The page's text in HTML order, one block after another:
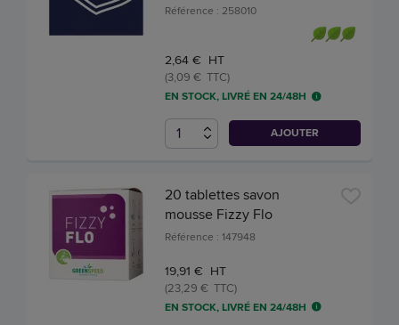
Référence : 258010
2,64 € HT
(3,09 € TTC)
EN STOCK, LIVRÉ EN 24/48H
AJOUTER
20 tablettes savon
mousse Fizzy Flo
Référence : 147948
19,91 € HT
(23,29 € TTC)
EN STOCK, LIVRÉ EN 24/48H